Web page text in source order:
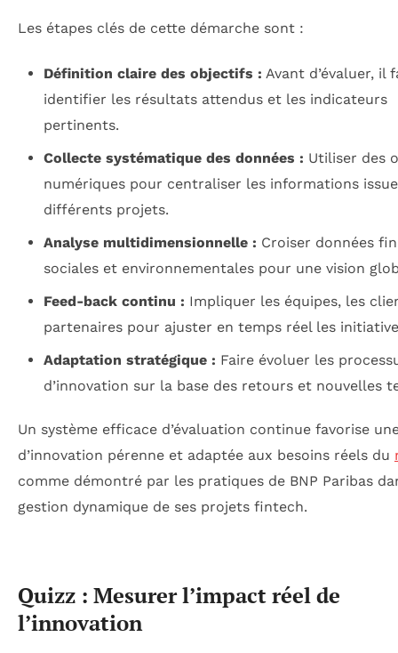
Les étapes clés de cette démarche sont :
Définition claire des objectifs : Avant d’évaluer, il
identifier les résultats attendus et les indicateurs
pertinents.
Collecte systématique des données : Utiliser des
numériques pour centraliser les informations
différents projets.
Analyse multidimensionnelle : Croiser données
sociales et environnementales pour une vision
Feed-back continu : Impliquer les équipes, les
partenaires pour ajuster en temps réel les
Adaptation stratégique : Faire évoluer les
d’innovation sur la base des retours et nouvelles
Un système efficace d’évaluation continue favorise
d’innovation pérenne et adaptée aux besoins réels du
comme démontré par les pratiques de BNP Paribas
gestion dynamique de ses projets fintech.
Quizz : Mesurer l’impact réel de
l’innovation